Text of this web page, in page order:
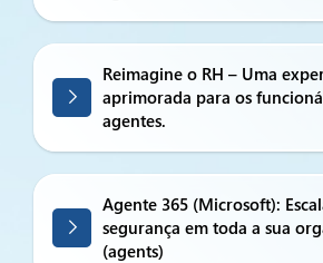
Reimagine o RH – Uma
aprimorada para os
agentes.
Agente 365 (Microsoft):
segurança em toda a sua
(agents)